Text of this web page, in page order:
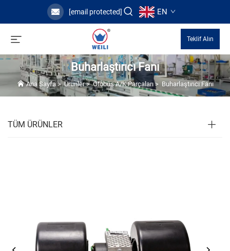
[email protected] EN
Teklif Alın
Buharlaştırıcı Fanı
Ana Sayfa>Ürünler>Otobüs A/K Parçaları> Buharlaştırıcı Fanı
TÜM ÜRÜNLER